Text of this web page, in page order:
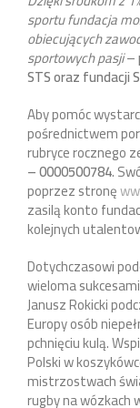
sportu fundacja
obiecujących
sportowych pasji–
STS oraz fundacji
Aby pomóc
pośrednictwem
rubryce rocznego
– 0000500784.
poprzez stronę
zasilą konto
kolejnych
Dotychczasowi
wieloma
Janusz Rokicki
Europy osób
pchnięciu kulą.
Polski w
mistrzostwach
rugby na wózkach